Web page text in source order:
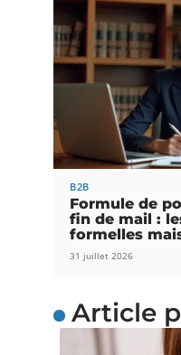
B2B
Formule de
fin de mail :
formelles
31 juillet 2026
Article